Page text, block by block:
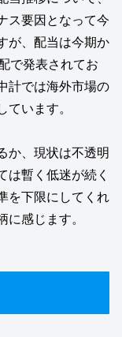
ス要因となって今
が、配当は今期か
で発表されてお
計では海外市場の
います。
か、現状は不透明
は暫く低迷が続く
を下限にしてくれ
感じます。